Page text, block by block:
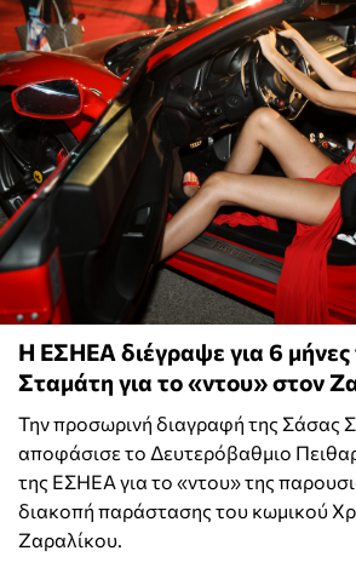
Η ΕΣΗΕΑ διέγραψε για 6
Σταμάτη για το «ντου» στον
Την προσωρινή διαγραφή της Σάσας
αποφάσισε το Δευτερόβαθμιο
της ΕΣΗΕΑ για το «ντου» της
διακοπή παράστασης του κωμικού
Ζαραλίκου.